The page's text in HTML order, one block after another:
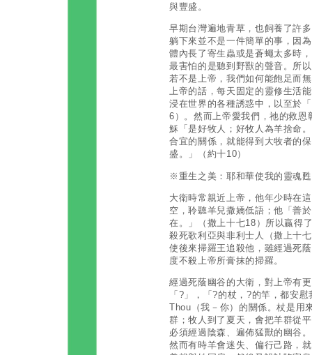
與豐盛。
早期台灣遍地青草，也飼養了許
躺下來並不是一件簡單的事，因
體內長了寄生蟲或是蒼蠅太多時
最害怕的是聽到野獸的聲音。所
若不是上帝，我們如何能飽足而
上帝的話，每天固定的靈修生活
浸在世界的各種誘惑中，以至於
6）。然而上帝愛我們，祂的救
穌「是好牧人；好牧人為羊捨命
合宜的關係，就能得到大牧者的
盛。」（約十10）
※重生之美：耶和華使我的靈魂
大衛時常親近上帝，他年少時在
空，聆聽羊兒撒嬌低語；他「善
在。」（撒上十七18）所以贏得
殺死歌利亞與非利士人（撒上十
使後來掃羅王追殺他，雖經過死
度不殺上帝所膏抹的掃羅。
經過死蔭幽谷的大衛，對上帝有
「?」，「?的杖，?的竿，都安
Thou（我－你）的關係。杖是用
群；牧人到了夏天，會把羊群從
必須經過陰森、遍佈猛獸的幽谷
然而有時羊會迷失、偏行己路，